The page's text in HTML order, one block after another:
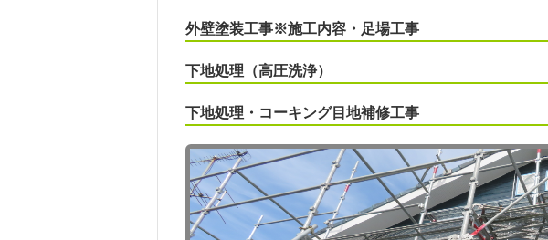
外壁塗装工事※施工内容・足場工事
下地処理（高圧洗浄）
下地処理・コーキング目地補修工事